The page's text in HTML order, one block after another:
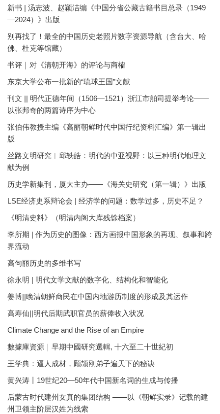
新书 | 汤志波、赵颖洁编《中国分省公藏古籍书目总录（1949
—2024）》出版
别再找了！最全的中国历史老照片数字资源导航（含台大、哈
佛、杜克等馆藏）
书评｜对《清朝开海》的评论与商榷
东京大学公布一批新的“琉球王国”文献
刊文 || 明代正德年间（1506—1521）浙江市舶司提举考论——
以张邦奇的两篇诗序为中心
张伯伟教授主编《高丽朝鲜时代中国行纪资料汇编》第一辑出
版
丝路文明研究︱邱轶皓：明代的中亚视野：以三种明代地理文
献为例
历史学新集刊，厦大主办——《海关史研究（第一辑）》出版
LSE经济史系辩论会 | 经济学的问题：数学过多，历史不足？
《明清史料》（明清内阁大库残馀档案）
李所期 | 作为历史的图像：西方画报中国形象的再现、叙事和跨
界流动
高句丽历史的多维书写
徐永明 | 明代文学文献的数字化、结构化和智能化
姜博||晚清朝鲜商民在中国内地游历制度的形成及其运作
高寿仙||明代后期武职官员的薪俸收入状况
Climate Change and the Rise of an Empire
數據庫資源｜早期中國研究選輯, 十六至二十世紀初
王学典：逼人成材，顾颉刚弟子遍天下的秘诀
黄兴涛丨19世纪20—50年代中国新名词的生成与传播
后蒙古时代建州女真的集团结构 ——以《朝鲜实录》记载的建
州卫领主阶层汉姓为线索